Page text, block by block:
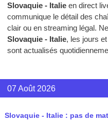
Slovaquie - Italie en direct
communique le détail des
clair ou en streaming légal.
Slovaquie - Italie, les jours
sont actualisés
07 Août 2026
Slovaquie - Italie : pas de